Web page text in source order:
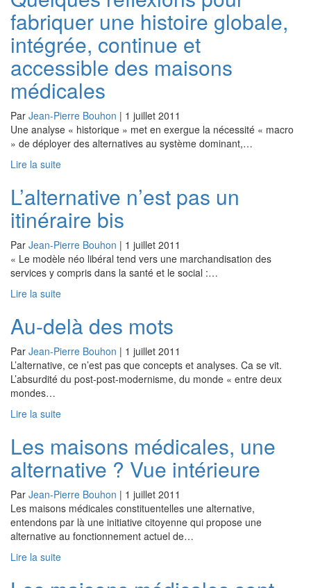
fabriquer une histoire globale,
intégrée, continue et
accessible des maisons
médicales
Par Jean-Pierre Bouhon | 1 juillet 2011
Une analyse « historique » met en exergue la nécessité « macro
» de déployer des alternatives au système dominant,…
Lire la suite
L’alternative n’est pas un
itinéraire bis
Par Jean-Pierre Bouhon | 1 juillet 2011
« Le modèle néo libéral tend vers une marchandisation des
services y compris dans la santé et le social :…
Lire la suite
Au-delà des mots
Par Jean-Pierre Bouhon | 1 juillet 2011
L’alternative, ce n’est pas que concepts et analyses. Ca se vit.
L’absurdité du post-post-modernisme, du monde « entre deux
mondes…
Lire la suite
Les maisons médicales, une
alternative ? Vue intérieure
Par Jean-Pierre Bouhon | 1 juillet 2011
Les maisons médicales constituentelles une alternative,
entendons par là une initiative citoyenne qui propose une
alternative au fonctionnement actuel de…
Lire la suite